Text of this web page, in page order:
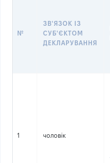
№
ЗВ'ЯЗОК ІЗ
СУБ'ЄКТОМ
ДЕКЛАРУВАННЯ
1 чоловік